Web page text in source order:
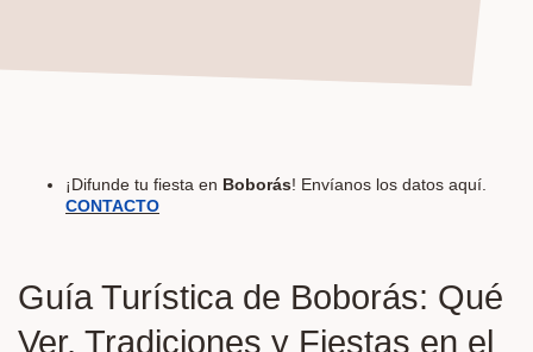
¡Difunde tu fiesta en Boborás! Envíanos los datos aquí.
CONTACTO
Guía Turística de Boborás: Qué
Ver, Tradiciones y Fiestas en el